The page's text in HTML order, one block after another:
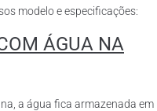
modelo e especificações:
ÁGUA NA
a água fica armazenada em